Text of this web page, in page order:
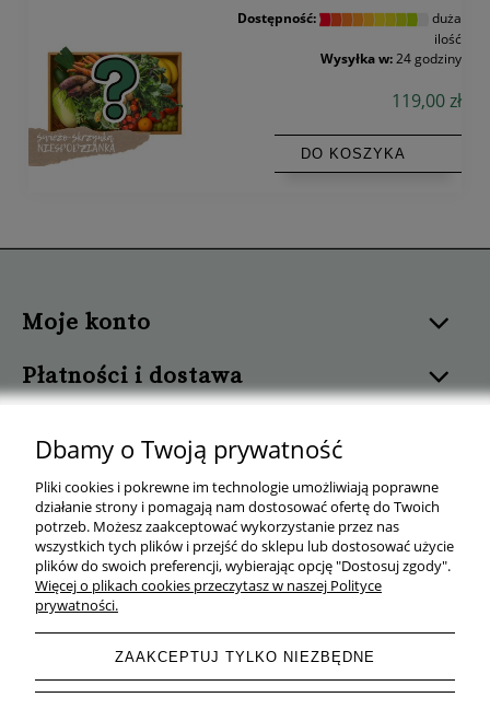
Dostępność:
duża
ilość
Wysyłka w: 24 godziny
119,00 zł
DO KOSZYKA
Moje konto
Płatności i dostawa
Pomoc
O nas
| ul. Mrówcza 165C, 04-768 Warszawa | NIP:
527 241 56 11 | Tel.+48 577 143 160| e-mail:
Dbamy o Twoją prywatność
Pliki cookies i pokrewne im technologie umożliwiają poprawne
działanie strony i pomagają nam dostosować ofertę do Twoich
potrzeb. Możesz zaakceptować wykorzystanie przez nas
wszystkich tych plików i przejść do sklepu lub dostosować użycie
plików do swoich preferencji, wybierając opcję "Dostosuj zgody".
Więcej o plikach cookies przeczytasz w naszej Polityce
prywatności.
ZAAKCEPTUJ TYLKO NIEZBĘDNE